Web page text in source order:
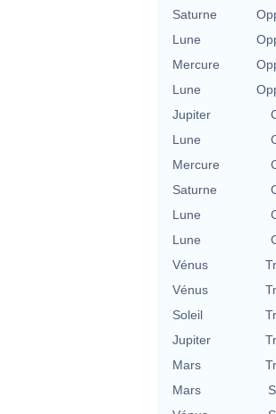
Saturne
Lune
Mercure
Lune
Jupiter
Lune
Mercure
Saturne
Lune
Lune
Vénus
Vénus
Soleil
Jupiter
Mars
Mars